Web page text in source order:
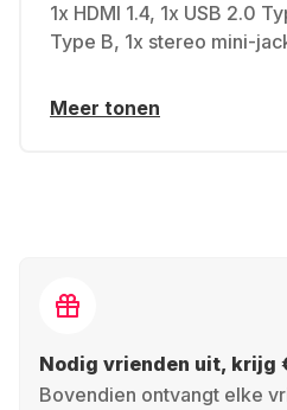
1x HDMI 1.4, 1x USB 2.0
Type B, 1x stereo mini-
Meer tonen
Nodig vrienden uit, krijg
Bovendien ontvangt elke